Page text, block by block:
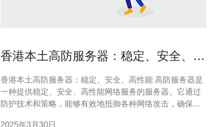
香港本土高防服务器：稳定、安全、高
香港本土高防服务器：稳定、安全、高性能 高防服务器是
一种提供稳定、安全、高性能网络服务的服务器。它通过
防护技术和策略，能够有效地抵御各种网络攻击，确保网
2025年3月30日